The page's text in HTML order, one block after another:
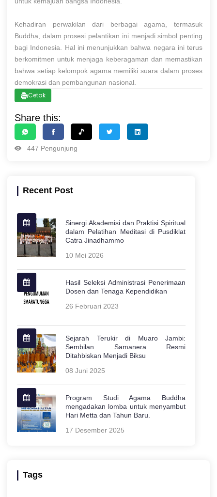
Kehadiran perwakilan dari berbagai agama, termasuk
Buddha, dalam prosesi pelantikan ini menjadi simbol penting
bagi Indonesia. Hal ini menunjukkan bahwa negara ini terus
berkomitmen untuk menjaga keberagaman dan memastikan
bahwa setiap kelompok agama memiliki suara dalam proses
demokrasi dan pembangunan nasional.
Cetak
Share this:
447 Pengunjung
Recent Post
Sinergi Akademisi dan Praktisi Spiritual
dalam Pelatihan Meditasi di Pusdiklat
Catra Jinadhammo
10 Mei 2026
Hasil Seleksi Administrasi Penerimaan
Dosen dan Tenaga Kependidikan
26 Februari 2023
Sejarah Terukir di Muaro Jambi:
Sembilan Samanera Resmi
Ditahbiskan Menjadi Biksu
08 Juni 2025
Program Studi Agama Buddha
mengadakan lomba untuk menyambut
Hari Metta dan Tahun Baru.
17 Desember 2025
Tags